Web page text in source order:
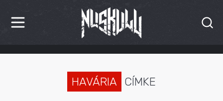
HÍREK
HAVÁRIA CÍMKE